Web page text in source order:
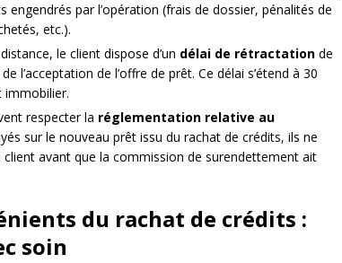
par l’opération (frais de dossier, pénalités de
etc.).
le client dispose d’un délai de rétractation de
l’acceptation de l’offre de prêt. Ce délai s’étend à 30
immobilier.
respecter la réglementation relative au
sur le nouveau prêt issu du rachat de crédits, ils ne
avant que la commission de surendettement ait
du rachat de crédits :
soin